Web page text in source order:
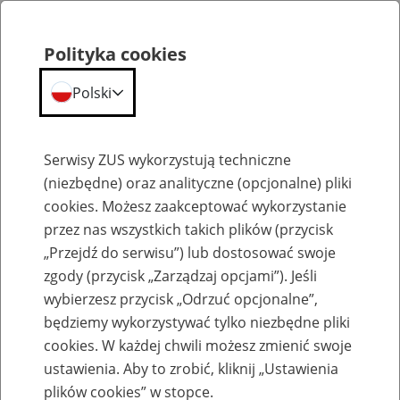
Emerytury
Baza zlikwidowanych lub
przekształconych zakładów pracy
Polityka cookies
Polski
Serwisy ZUS wykorzystują techniczne
(niezbędne) oraz analityczne (opcjonalne) pliki
cookies. Możesz zaakceptować wykorzystanie
przez nas wszystkich takich plików (przycisk
„Przejdź do serwisu”) lub dostosować swoje
zgody (przycisk „Zarządzaj opcjami”). Jeśli
wybierzesz przycisk „Odrzuć opcjonalne”,
będziemy wykorzystywać tylko niezbędne pliki
cookies. W każdej chwili możesz zmienić swoje
ustawienia. Aby to zrobić, kliknij „Ustawienia
plików cookies” w stopce.